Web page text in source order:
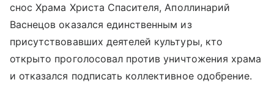
сносХрама Христа Спасителя, Аполлинарий
Васнецов оказался единственным из
присутствовавших деятелей культуры, кто
открыто проголосовал против уничтожения храма
и отказался подписать коллективное одобрение.